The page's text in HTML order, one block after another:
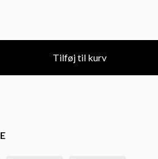
Tilføj til kurv